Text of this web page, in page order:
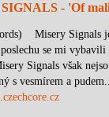
- 'Of
Misery Signals je
se mi vybavili
Signals však
s vesmírem a